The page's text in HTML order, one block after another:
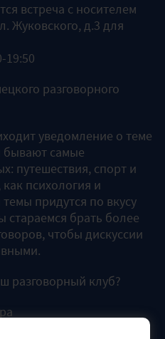
встреча с носителем
Жуковского, д.3 для
разговорного
уведомление о теме
бывают самые
путешествия, спорт и
психология и
придутся по вкусу
стараемся брать более
чтобы дискуссии
разговорный клуб?